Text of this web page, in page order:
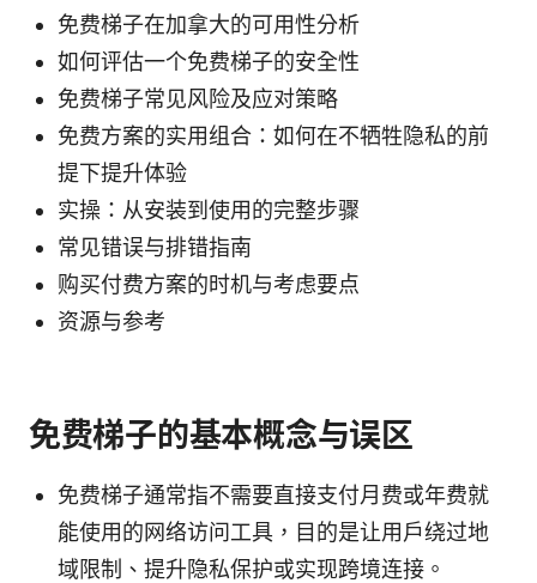
免费梯子在加拿大的可用性分析
如何评估一个免费梯子的安全性
免费梯子常见风险及应对策略
免费方案的实用组合：如何在不牺牲隐私的前
提下提升体验
实操：从安装到使用的完整步骤
常见错误与排错指南
购买付费方案的时机与考虑要点
资源与参考
免费梯子的基本概念与误区
免费梯子通常指不需要直接支付月费或年费就
能使用的网络访问工具，目的是让用户绕过地
域限制、提升隐私保护或实现跨境连接。